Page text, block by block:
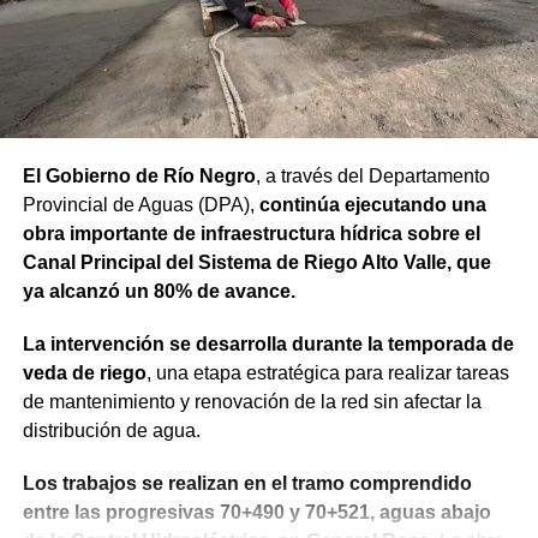
que estamos recorriendo y en la visión de futuro que
tenemos para Río Negro”, dijo el gobernador.
Finalmente, el mandatario aseveró que “el rumbo está
claro y genera confianza, ahora el desafío es seguir
beneficios de estas inversiones”.
Weretilneck estuvo acompañado por los ministros de
Desarrollo Económico y Productivo, Carlos Banacloy; de
Salud, Demetrio Thalasselis y de Hacienda, Gabriel
Provincial de Coordinación y Ejecución del
Financiamiento Externo (UPCEFE), Martín Camiña.
Los proyectos
El programa reúne cinco proyectos estratégicos. En
Guardia Mitre se construirán 85 km de nueva red eléctrica
El Gobierno de Río Negro, a través del Departamento
Provincial de Aguas (DPA), continúa ejecutando una
obra importante de infraestructura hídrica sobre el
Canal Principal del Sistema de Riego Alto Valle, que
ya alcanzó un 80% de avance.
La intervención se desarrolla durante la temporada de
veda de riego, una etapa estratégica para realizar tareas
de mantenimiento y renovación de la red sin afectar la
distribución de agua.
Los trabajos se realizan en el tramo comprendido
entre las progresivas 70+490 y 70+521, aguas abajo